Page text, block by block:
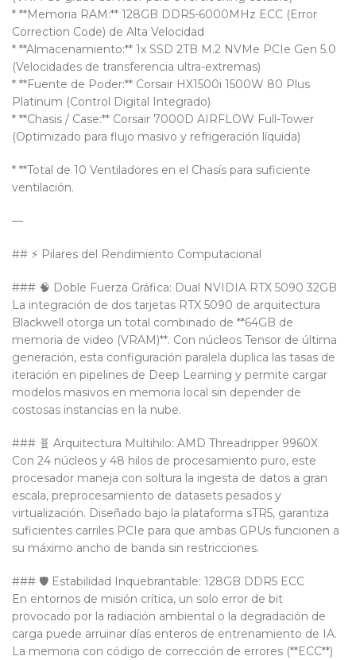
* **Memoria RAM:** 128GB DDR5-6000MHz ECC (Error
Correction Code) de Alta Velocidad
* **Almacenamiento:** 1x SSD 2TB M.2 NVMe PCIe Gen 5.0
(Velocidades de transferencia ultra-extremas)
* **Fuente de Poder:** Corsair HX1500i 1500W 80 Plus
Platinum (Control Digital Integrado)
* **Chasis / Case:** Corsair 7000D AIRFLOW Full-Tower
(Optimizado para flujo masivo y refrigeración líquida)
* **Total de 10 Ventiladores en el Chasís para suficiente
ventilación.
—
## ⚡ Pilares del Rendimiento Computacional
### 🧠 Doble Fuerza Gráfica: Dual NVIDIA RTX 5090 32GB
La integración de dos tarjetas RTX 5090 de arquitectura
Blackwell otorga un total combinado de **64GB de
memoria de video (VRAM)**. Con núcleos Tensor de última
generación, esta configuración paralela duplica las tasas de
iteración en pipelines de Deep Learning y permite cargar
modelos masivos en memoria local sin depender de
costosas instancias en la nube.
### 🧬 Arquitectura Multihilo: AMD Threadripper 9960X
Con 24 núcleos y 48 hilos de procesamiento puro, este
procesador maneja con soltura la ingesta de datos a gran
escala, preprocesamiento de datasets pesados y
virtualización. Diseñado bajo la plataforma sTR5, garantiza
suficientes carriles PCIe para que ambas GPUs funcionen a
su máximo ancho de banda sin restricciones.
### 🛡️ Estabilidad Inquebrantable: 128GB DDR5 ECC
En entornos de misión crítica, un solo error de bit
provocado por la radiación ambiental o la degradación de
carga puede arruinar días enteros de entrenamiento de IA.
La memoria con código de corrección de errores (**ECC**)